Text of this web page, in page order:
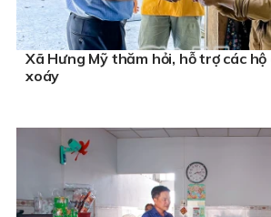
Xã Hưng Mỹ thăm hỏi, hỗ trợ các
xoáy